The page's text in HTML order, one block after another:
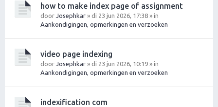
how to make index page of assignment
door Josephkar » di 23 jun 2026, 17:38 » in
Aankondigingen, opmerkingen en verzoeken
video page indexing
door Josephkar » di 23 jun 2026, 10:19 » in
Aankondigingen, opmerkingen en verzoeken
indexification com